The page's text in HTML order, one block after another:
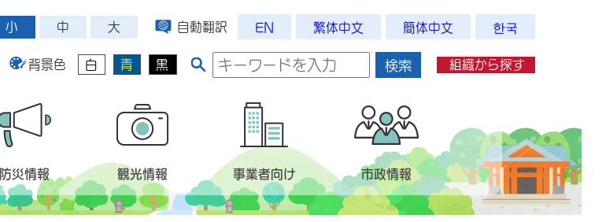
小 中 大 自動翻訳 EN 繁体中文 簡体中文 한국
背景色 白 青 黒 検索 組織から探す
防災情報 観光情報 事業者向け 市政情報